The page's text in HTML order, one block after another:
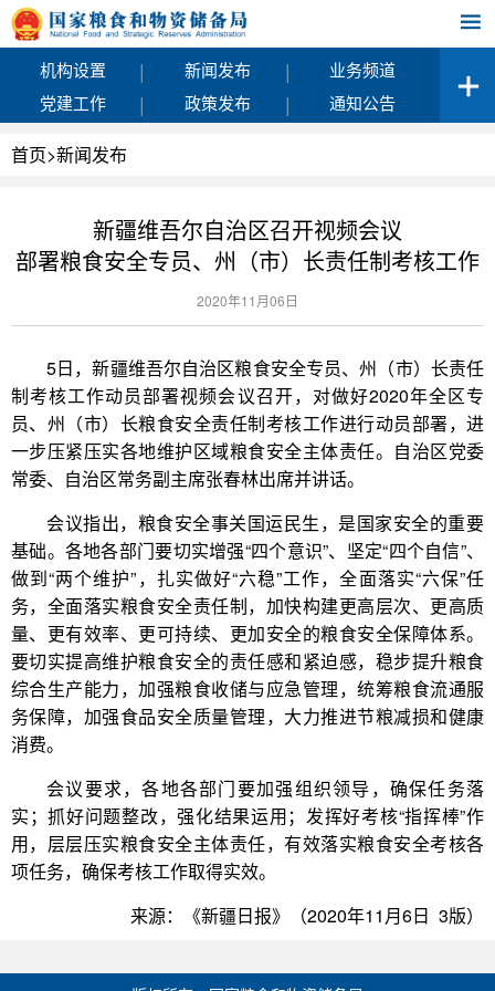
机构设置 | 新闻发布 |
业务频道
党建工作
| 政策发布 | 通知公告
首页>新闻发布
新疆维吾尔自治区召开视频会议
部署粮食安全专员、州（市）长责任制考核工作
2020年11月06日
5日，新疆维吾尔自治区粮食安全专员、州（市）长责任
制考核工作动员部署视频会议召开，对做好2020年全区专
员、州（市）长粮食安全责任制考核工作进行动员部署，进
一步压紧压实各地维护区域粮食安全主体责任。自治区党委
常委、自治区常务副主席张春林出席并讲话。
会议指出，粮食安全事关国运民生，是国家安全的重要
基础。各地各部门要切实增强“四个意识”、坚定“四个自信”、
做到“两个维护”，扎实做好“六稳”工作，全面落实“六保”任
务，全面落实粮食安全责任制，加快构建更高层次、更高质
量、更有效率、更可持续、更加安全的粮食安全保障体系。
要切实提高维护粮食安全的责任感和紧迫感，稳步提升粮食
综合生产能力，加强粮食收储与应急管理，统筹粮食流通服
务保障，加强食品安全质量管理，大力推进节粮减损和健康
消费。
会议要求，各地各部门要加强组织领导，确保任务落
实；抓好问题整改，强化结果运用；发挥好考核“指挥棒”作
用，层层压实粮食安全主体责任，有效落实粮食安全考核各
项任务，确保考核工作取得实效。
来源：《新疆日报》（2020年11月6日 3版）